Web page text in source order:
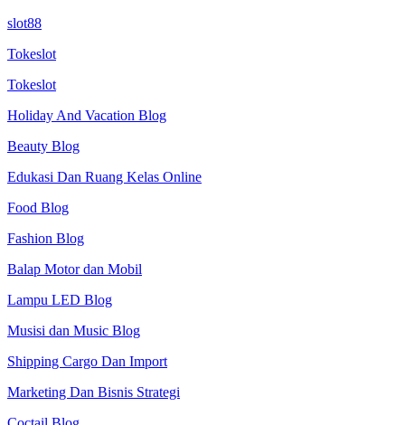
slot88
Tokeslot
Tokeslot
Holiday And Vacation Blog
Beauty Blog
Edukasi Dan Ruang Kelas Online
Food Blog
Fashion Blog
Balap Motor dan Mobil
Lampu LED Blog
Musisi dan Music Blog
Shipping Cargo Dan Import
Marketing Dan Bisnis Strategi